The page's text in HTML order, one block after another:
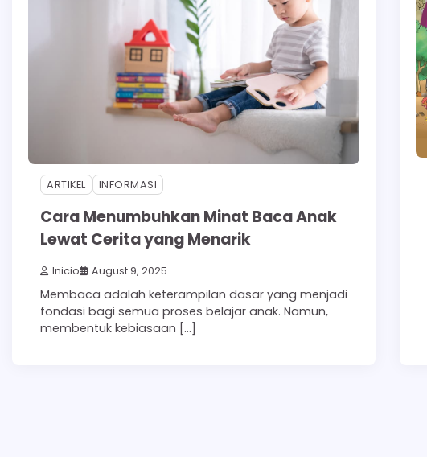
ARTIKEL INFORMASI
Cara Menumbuhkan Minat Baca Anak
Lewat Cerita yang Menarik
Inicio August 9, 2025
Membaca adalah keterampilan dasar yang menjadi
fondasi bagi semua proses belajar anak. Namun,
membentuk kebiasaan […]